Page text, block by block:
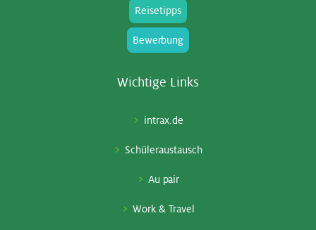
Reisetipps
Bewerbung
Wich­ti­ge Links
intrax.de
Schüleraustausch
Au pair
Work & Travel